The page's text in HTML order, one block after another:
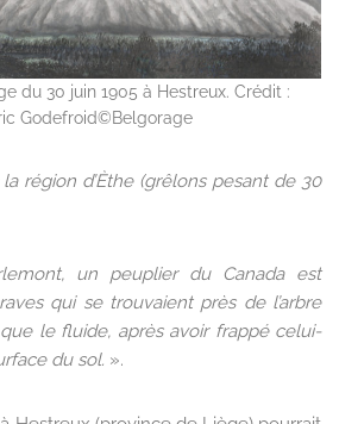
du 30 juin 1905 à Hestreux. Crédit :
Godefroid©Belgorage
région d’Èthe (grêlons pesant de 30
un peuplier du Canada est
qui se trouvaient près de l’arbre
le fluide, après avoir frappé celui-
du sol. ».